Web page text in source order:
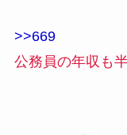
>>669
公務員の年収も